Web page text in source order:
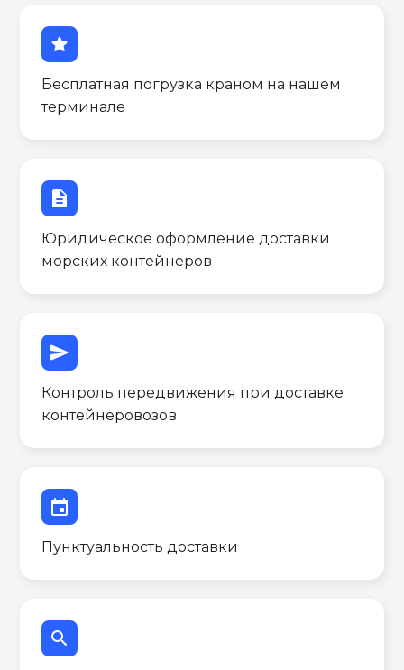
star
Бесплатная погрузка краном на нашем
терминале
description
Юридическое оформление доставки
морских контейнеров
send
Контроль передвижения при доставке
контейнеровозов
event
Пунктуальность доставки
search